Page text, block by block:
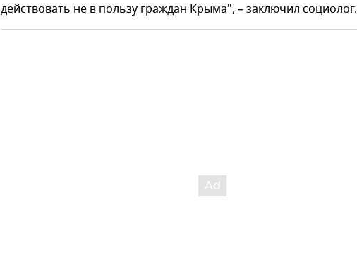
действовать не в пользу граждан Крыма", – заключил социолог.